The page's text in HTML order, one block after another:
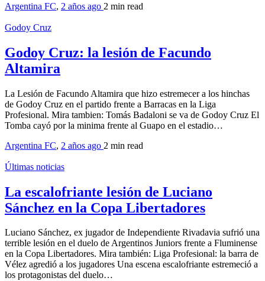
Argentina FC, 2 años ago 2 min read
Godoy Cruz
Godoy Cruz: la lesión de Facundo
Altamira
La Lesión de Facundo Altamira que hizo estremecer a los hinchas
de Godoy Cruz en el partido frente a Barracas en la Liga
Profesional. Mira tambien: Tomás Badaloni se va de Godoy Cruz El
Tomba cayó por la minima frente al Guapo en el estadio…
Argentina FC, 2 años ago 2 min read
Últimas noticias
La escalofriante lesión de Luciano
Sánchez en la Copa Libertadores
Luciano Sánchez, ex jugador de Independiente Rivadavia sufrió una
terrible lesión en el duelo de Argentinos Juniors frente a Fluminense
en la Copa Libertadores. Mira también: Liga Profesional: la barra de
Vélez agredió a los jugadores Una escena escalofriante estremeció a
los protagonistas del duelo…